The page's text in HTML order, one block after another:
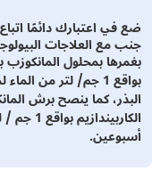
اعتبارك دائمًا اتباع نهجٍ
مع العلاجات البيولوجية